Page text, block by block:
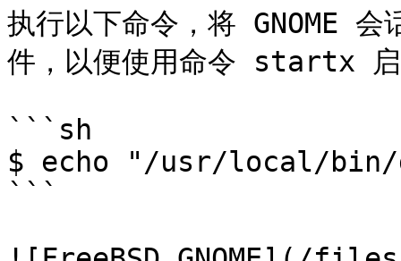
执行以下命令，将
件，以便使用命令 startx 启
```sh
$ echo "/usr/local/bin/
```